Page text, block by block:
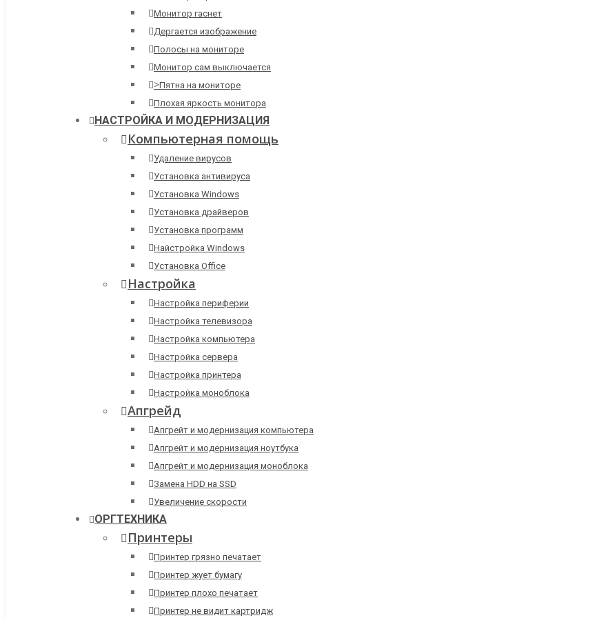
Монитор гаснет
Дергается изображение
Полосы на мониторе
Монитор сам выключается
>Пятна на мониторе
Плохая яркость монитора
НАСТРОЙКА И МОДЕРНИЗАЦИЯ
Компьютерная помощь
Удаление вирусов
Установка антивируса
Установка Windows
Установка драйверов
Установка программ
Найстройка Windows
Установка Office
Настройка
Настройка периферии
Настройка телевизора
Настройка компьютера
Настройка сервера
Настройка принтера
Настройка моноблока
Апгрейд
Апгрейт и модернизация компьютера
Апгрейт и модернизация ноутбука
Апгрейт и модернизация моноблока
Замена HDD на SSD
Увеличение скорости
ОРГТЕХНИКА
Принтеры
Принтер грязно печатает
Принтер жует бумагу
Принтер плохо печатает
Принтер не видит картридж